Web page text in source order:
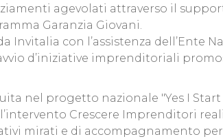
agevolati attraverso il
Garanzia Giovani.
Invitalia con l’assistenza
d’iniziative imprenditoriali
nel progetto nazionale "Yes I Start
Crescere Imprenditori
mirati e di accompagnamento